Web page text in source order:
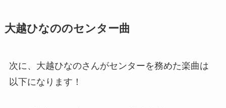
大越ひなののセンター曲
次に、大越ひなのさんがセンターを務めた楽曲は
以下になります！